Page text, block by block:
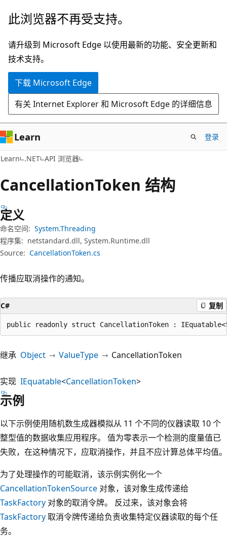
跳
主
要
内
跳
页
内
导
此浏览器不再受支持。
请升级到 Microsoft Edge 以使用最新的功能、安全更新和
技术支持。
下载 Microsoft Edge
有关 Internet Explorer 和 Microsoft Edge 的详细信息
Learn 登录
Learn .NET API 浏览器
CancellationToken 结构
定义
命名空间: System.Threading
程序集: netstandard.dll, System.Runtime.dll
Source: CancellationToken.cs
传播应取消操作的通知。
C# 复制
public readonly struct CancellationToken :
继承 Object ValueType CancellationToken
实现 IEquatable<CancellationToken>
示例
以下示例使用随机数生成器模拟从 11 个不同的仪器读取 10 个
整型值的数据收集应用程序。 值为零表示一个检测的度量值已
失败，在这种情况下，应取消操作，并且不应计算总体平均值。
为了处理操作的可能取消，该示例实例化一个
CancellationTokenSource 对象，该对象生成传递给
TaskFactory 对象的取消令牌。 反过来，该对象会将
TaskFactory取消令牌传递给负责收集特定仪器读取的每个任
务。